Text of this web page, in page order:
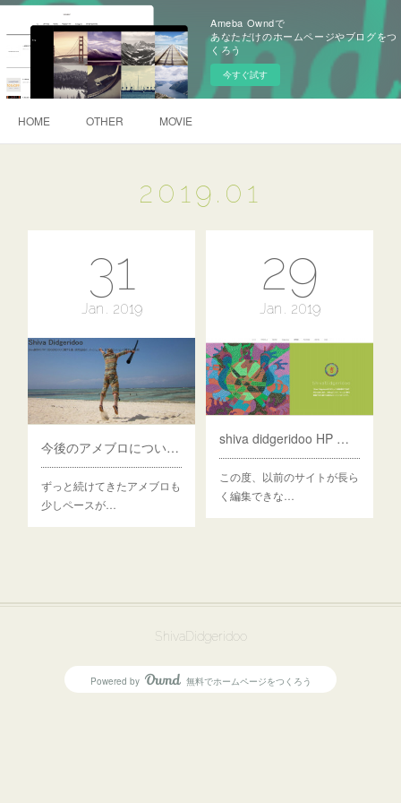
Ameba Owndで
あなただけのホームページやブログをつ
くろう
今すぐ試す
HOME OTHER MOVIE
2019. 01
31
Jan 2019
今後のアメブロについて・・・
ずっと続けてきたアメブロも
少しペースが…
29
Jan 2019
shiva didgeridoo HP リニューアルOPEN
この度、以前のサイトが長ら
く編集できな…
ShivaDidgeridoo
Powered by AmebaOwnd
無料でホームページをつくろう